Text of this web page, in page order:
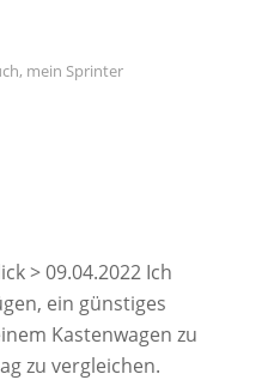
, mein Sprinter
> 09.04.2022 Ich
ein günstiges
Kastenwagen zu
zu vergleichen.